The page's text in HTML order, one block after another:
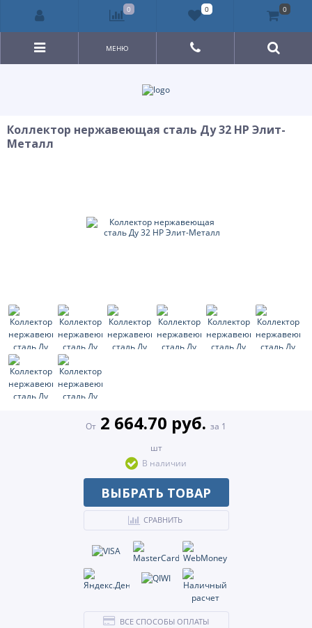
МЕНЮ
Коллектор нержавеющая сталь Ду 32 НР Элит-
Металл
От 2 664.70 руб. за 1
шт
В наличии
ВЫБРАТЬ ТОВАР
СРАВНИТЬ
ВСЕ СПОСОБЫ ОПЛАТЫ
0 0 0